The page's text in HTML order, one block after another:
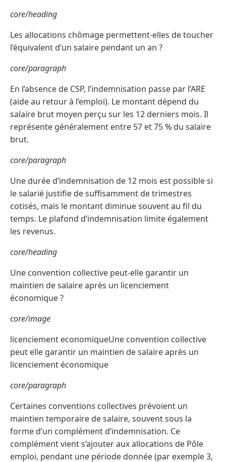
core/heading
Les allocations chômage permettent-elles de toucher
l’équivalent d’un salaire pendant un an ?
core/paragraph
En l’absence de CSP, l’indemnisation passe par l’ARE
(aide au retour à l’emploi). Le montant dépend du
salaire brut moyen perçu sur les 12 derniers mois. Il
représente généralement entre 57 et 75 % du salaire
brut.
core/paragraph
Une durée d’indemnisation de 12 mois est possible si
le salarié justifie de suffisamment de trimestres
cotisés, mais le montant diminue souvent au fil du
temps. Le plafond d’indemnisation limite également
les revenus.
core/heading
Une convention collective peut-elle garantir un
maintien de salaire après un licenciement
économique ?
core/image
licenciement economiqueUne convention collective
peut elle garantir un maintien de salaire après un
licenciement économique
core/paragraph
Certaines conventions collectives prévoient un
maintien temporaire de salaire, souvent sous la
forme d’un complément d’indemnisation. Ce
complément vient s’ajouter aux allocations de Pôle
emploi, pendant une période donnée (par exemple 3,